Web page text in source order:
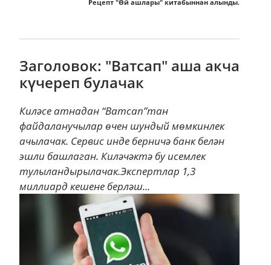
Рецепт "Өй ашлары" китабыннан алынды.
Заголовок: "Ватсап" аша акча
күчереп булачак
Киләсе атнадан “Ватсап”тан
файдаланучылар өчен шундый мөмкинлек
ачылачак. Сервис инде берничә банк белән
эшли башлаган. Киләчәктә бу исемлек
тулыландырылачак.Экспертлар 1,3
миллиард кешене берләш...